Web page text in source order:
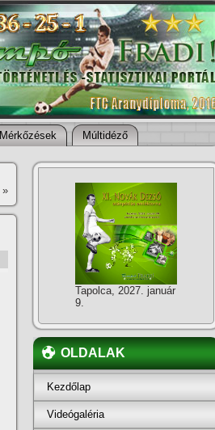
Mérkőzések Múltidéző
»
Tapolca, 2027. január
9.
OLDALAK
Kezdőlap
Videógaléria